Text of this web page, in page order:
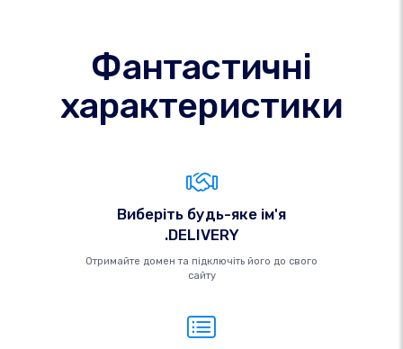
Фантастичні
характеристики
Виберіть будь-яке ім'я
.DELIVERY
Отримайте домен та підключіть його до свого
сайту